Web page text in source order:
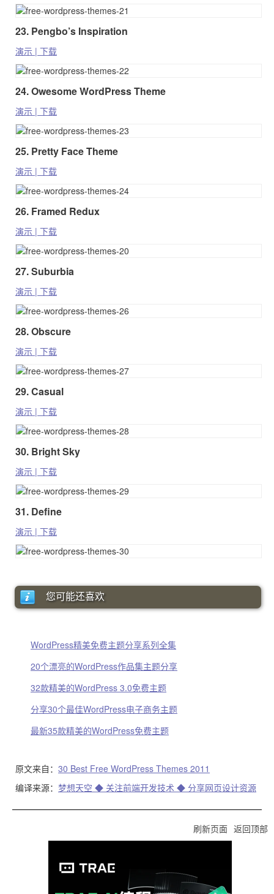
23. Pengbo’s Inspiration
演示 | 下载
24. Owesome WordPress Theme
演示 | 下载
25. Pretty Face Theme
演示 | 下载
26. Framed Redux
演示 | 下载
27. Suburbia
演示 | 下载
28. Obscure
演示 | 下载
29. Casual
演示 | 下载
30. Bright Sky
演示 | 下载
31. Define
演示 | 下载
您可能还喜欢
WordPress精美免费主题分享系列全集
20个漂亮的WordPress作品集主题分享
32款精美的WordPress 3.0免费主题
分享30个最佳WordPress电子商务主题
最新35款精美的WordPress免费主题
原文来自： 30 Best Free WordPress Themes 2011
编译来源： 梦想天空 ◆ 关注前端开发技术 ◆ 分享网页设计资源
刷新页面 返回顶部